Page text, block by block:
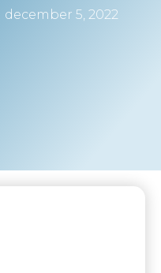
december 5, 2022